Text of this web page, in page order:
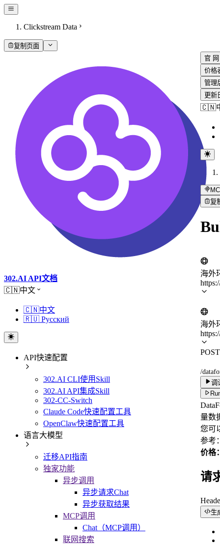
Clickstream Data
复制页面
302.AI API文档
🇨🇳中文
🇨🇳中文
🇷🇺 Русский
API快速配置
302.AI CLI使用Skill
302.AI API集成Skill
302-CC-Switch
Claude Code快速配置工具
OpenClaw快速配置工具
语言大模型
迁移API指南
独家功能
异步调用
异步请求Chat
异步获取结果
MCP调用
Chat（MCP调用）
联网搜索
官 网
价格
管理
更新
🇨🇳
复
海外
海外
POST
/
调
量数
您可
参考
价格
请
生